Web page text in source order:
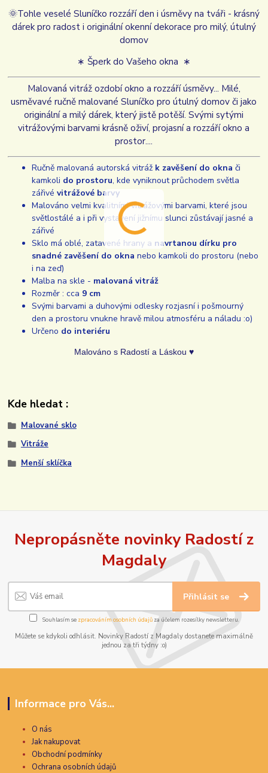
🌞Tohle veselé Sluníčko rozzáří den i úsměvy na tváři - krásný
dárek pro radost i originální okenní dekorace pro milý, útulný
domov
∗ Šperk do Vašeho okna ∗
Malovaná vitráž ozdobí okno a rozzáří úsměvy... Milé,
usměvavé ručně malované Sluníčko pro útulný domov či jako
originální a milý dárek, který jistě potěší. Svými sytými
vitrážovými barvami krásně oživí, projasní a rozzáří okno a
prostor....
Ručně malovaná autorská vitráž k zavěšení do oknači
kamkoli do prostoru, kde vyniknout průchodem světla
zářivévitrážové barvy
Malováno velmi kvalitními vitrážovými barvami, které jsou
světlostálé a i při vystavení jižnímu slunci zůstávají jasné a
zářivé
Sklo má oblé, zatavené hrany a navrtanou dírku pro
snadné zavěšení do okna nebo kamkoli do prostoru (nebo
i na zeď)
Malba na skle - malovaná vitráž
Rozměr : cca 9 cm
Svými barvami a duhovými odlesky rozjasní i pošmourný
den a prostoru vnukne hravě milou atmosféru a náladu :o)
Určeno do interiéru
Malováno s Radostí a Láskou ♥
Kde hledat :
Malované sklo
Vitráže
Menší sklíčka
Nepropásněte novinky Radostí z
Magdaly
Přihlásit se
Souhlasím se zpracováním osobních údajůza účelem rozesílky newsletteru.
Můžete se kdykoli odhlásit. Novinky Radostí z Magdaly dostanete maximálně
jednou za tři týdny :o)
Informace pro Vás...
O nás
Jak nakupovat
Obchodní podmínky
Ochrana osobních údajů